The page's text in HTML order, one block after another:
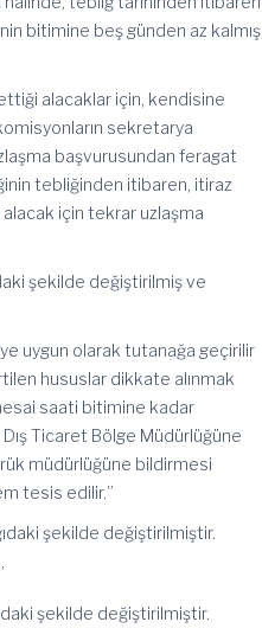
bitimine beş günden az kalmış
alacaklar için, kendisine
sekretarya
başvurusundan feragat
tebliğinden itibaren, itiraz
için tekrar uzlaşma
şekilde değiştirilmiş ve
uygun olarak tutanağa geçirilir
hususlar dikkate alınmak
saati bitimine kadar
Ticaret Bölge Müdürlüğüne
müdürlüğüne bildirmesi
tesis edilir.”
şekilde değiştirilmiştir.
şekilde değiştirilmiştir.